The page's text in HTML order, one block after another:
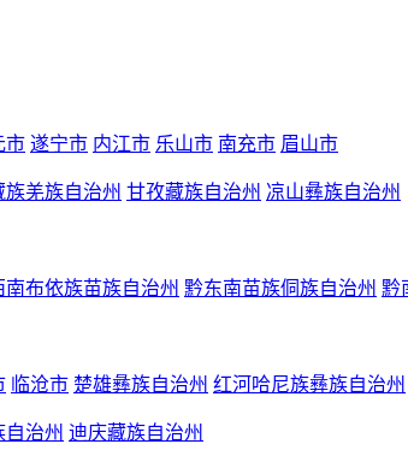
市 遂宁市 内江市 乐山市 南充市 眉山市
族羌族自治州 甘孜藏族自治州 凉山彝族自治州
南布依族苗族自治州 黔东南苗族侗族自治州 黔
临沧市 楚雄彝族自治州 红河哈尼族彝族自治州
治州 迪庆藏族自治州